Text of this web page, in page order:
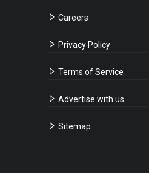
Careers
Privacy Policy
Terms of Service
Advertise with us
Sitemap